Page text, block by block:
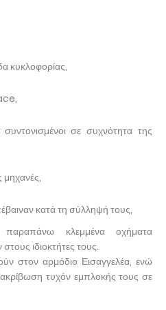
κυκλοφορίας,
σε συχνότητα της
κατά τη σύλληψή τους,
κλεμμένα οχήματα
ιδιοκτήτες τους.
στον αρμόδιο Εισαγγελέα, ενώ
τυχόν εμπλοκής τους σε